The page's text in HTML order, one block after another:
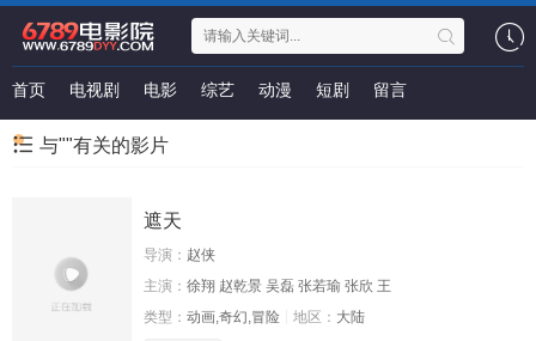
首页 电视剧 电影 综艺 动漫 短剧 留言
与""有关的影片
遮天
导演： 赵侠
主演： 徐翔 赵乾景 吴磊 张若瑜 张欣 王
类型： 动画,奇幻,冒险 地区： 大陆